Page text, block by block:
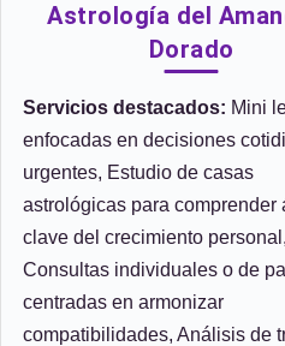
Astrología del
Dorado
Servicios destacados: Mini
enfocadas en decisiones
urgentes, Estudio de casas
astrológicas para comprender
clave del crecimiento personal,
Consultas individuales o de
centradas en armonizar
compatibilidades, Análisis de